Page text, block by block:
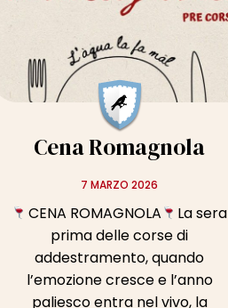
Cena Romagnola
7 MARZO 2026
CENA ROMAGNOLA
La sera
prima delle corse di
addestramento, quando
l’emozione cresce e l’anno
paliesco entra nel vivo, la